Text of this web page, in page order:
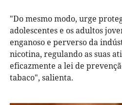
"Do mesmo modo, urge
adolescentes e os adultos
enganoso e perverso da
nicotina, regulando as suas
eficazmente a lei de
tabaco", salienta.